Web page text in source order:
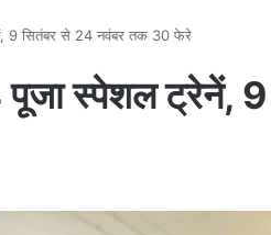
9 सितंबर से 24 नवंबर तक 30 फेरे
स्पेशल ट्रेनें,